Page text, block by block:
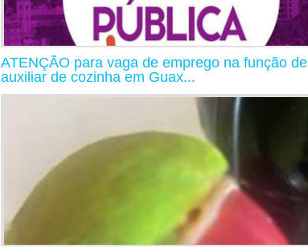
ATENÇÃO para vaga de emprego na função de
auxiliar de cozinha em Guax...